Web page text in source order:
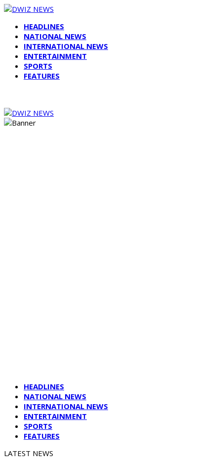
HEADLINES
NATIONAL NEWS
INTERNATIONAL NEWS
ENTERTAINMENT
SPORTS
FEATURES
HEADLINES
NATIONAL NEWS
INTERNATIONAL NEWS
ENTERTAINMENT
SPORTS
FEATURES
LATEST NEWS